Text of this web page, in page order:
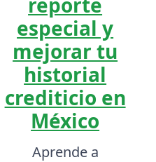
especial y
mejorar tu
historial
crediticio en
México
Aprende a